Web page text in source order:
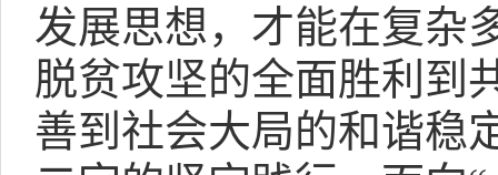
发展思想，才能在复杂
脱贫攻坚的全面胜利到
善到社会大局的和谐稳